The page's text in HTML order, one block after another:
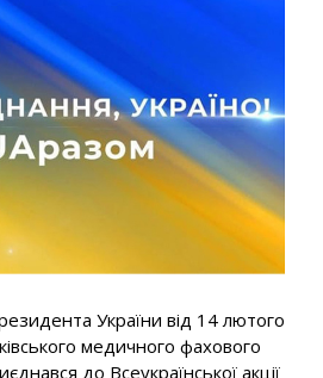
України від 14 лютого
медичного фахового
до Всеукраїнської акції